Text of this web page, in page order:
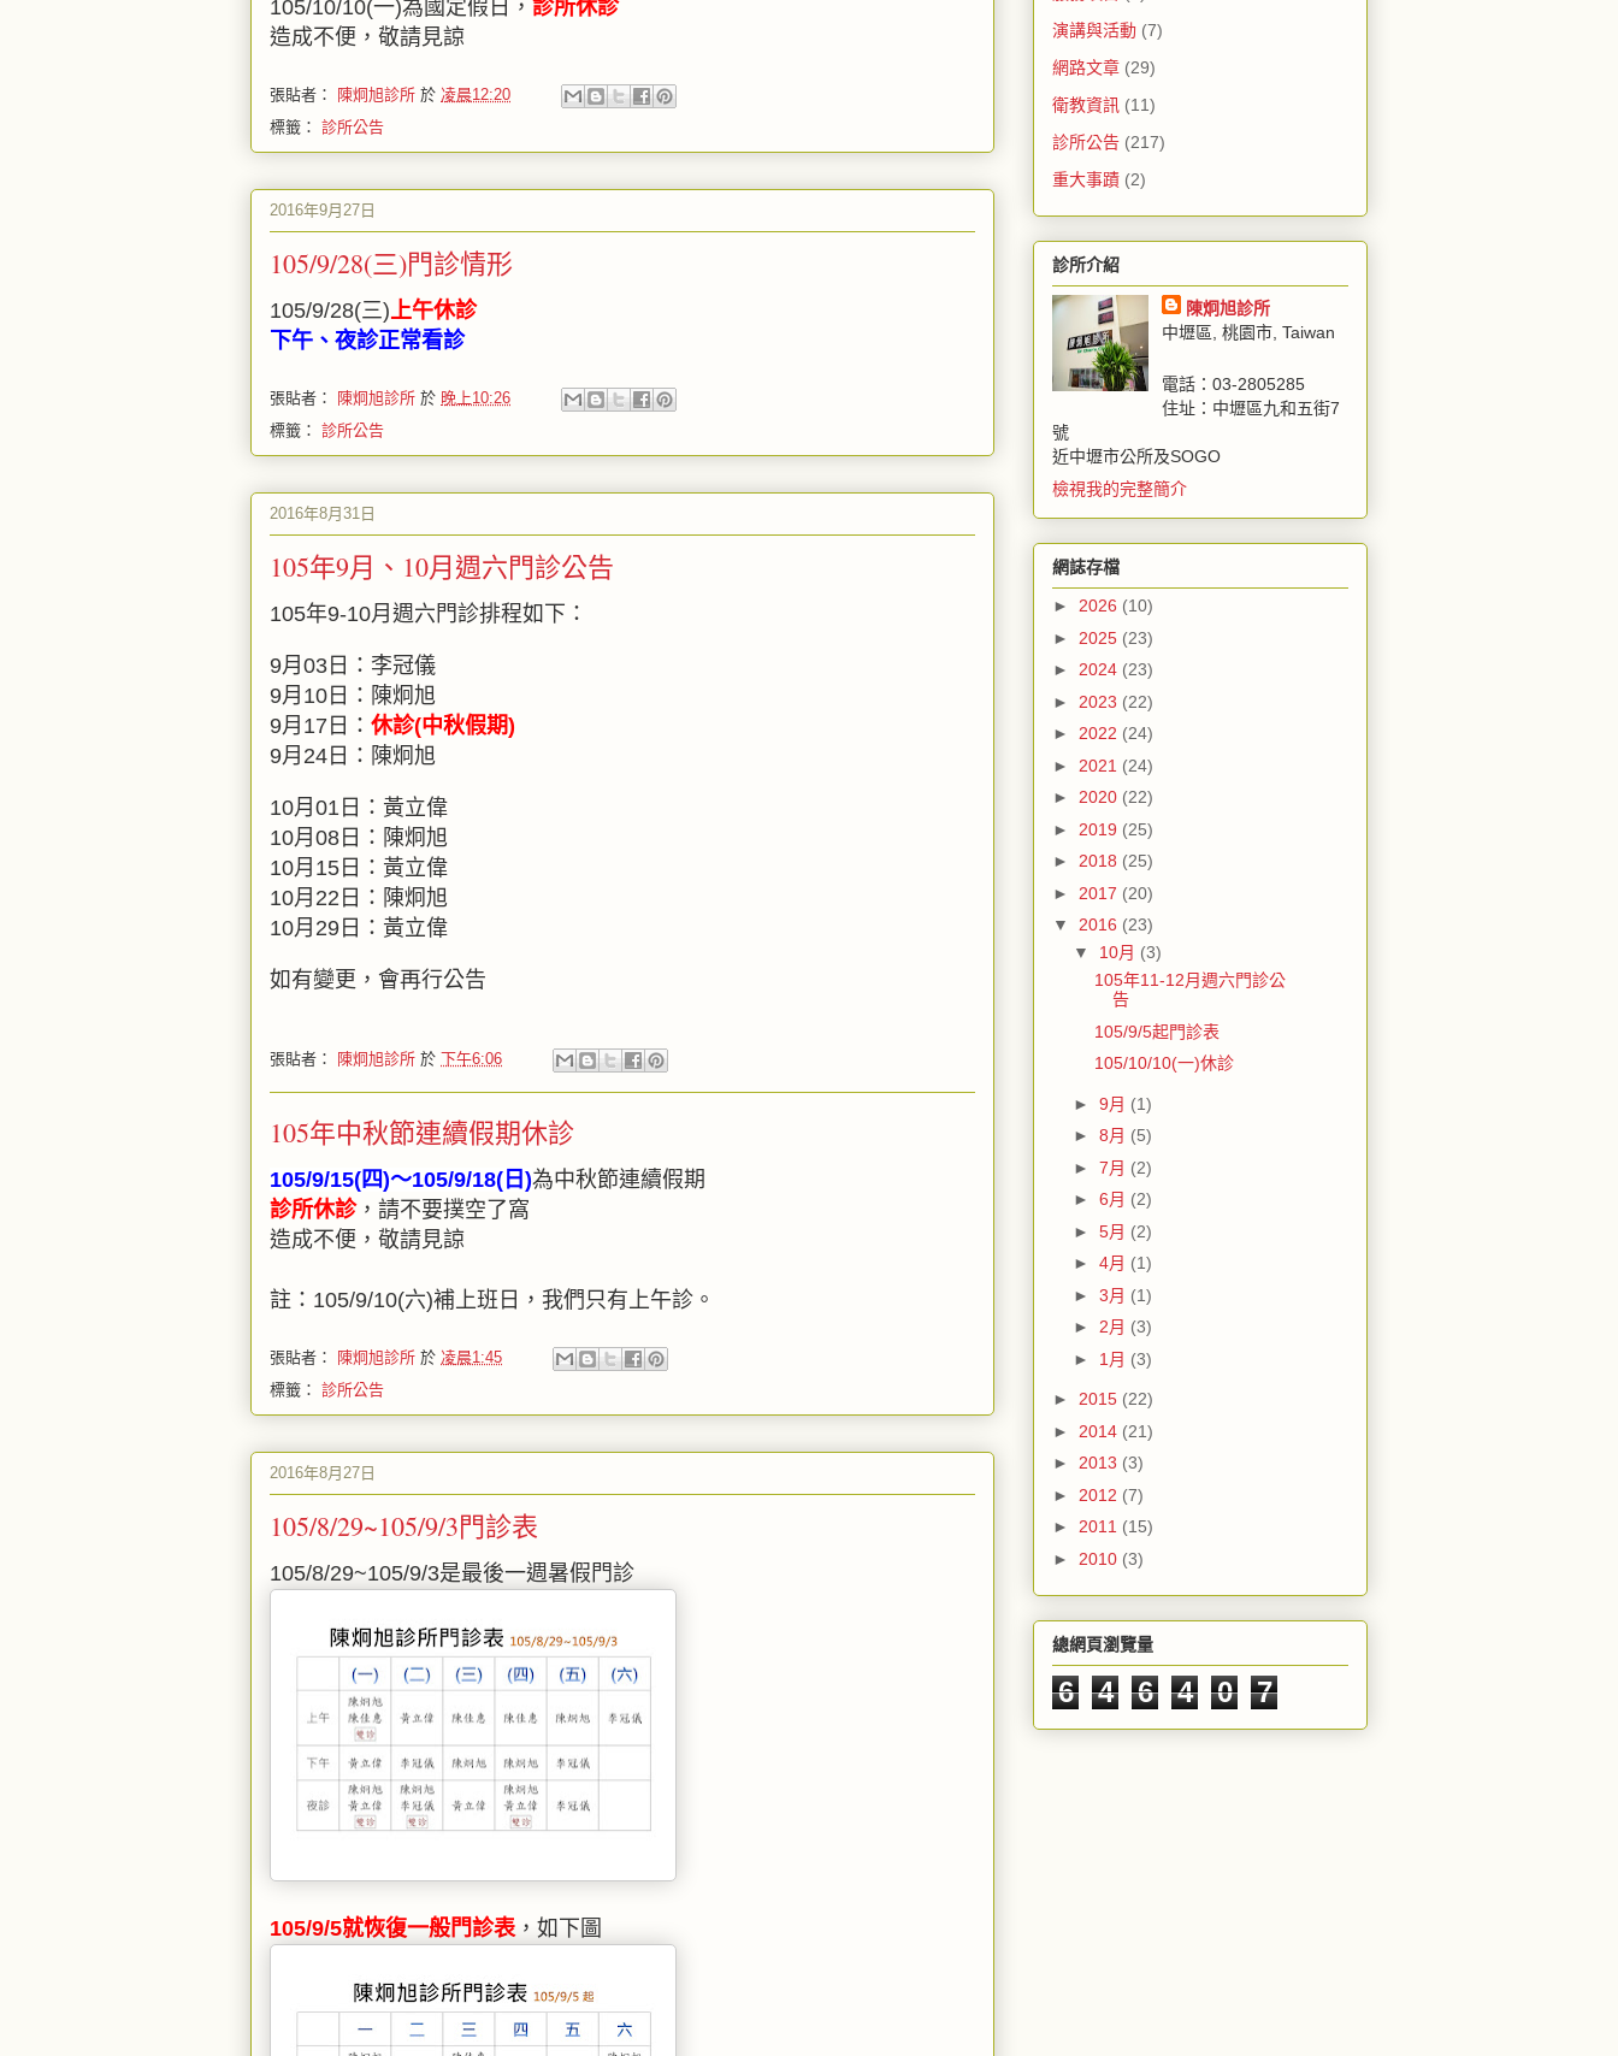
105/10/10(一)為國定假日， 診所休診
造成不便，敬請見諒
張貼者： 陳炯旭診所 於 凌晨12:20
標籤： 診所公告
2016年9月27日
105/9/28(三)門診情形
105/9/28(三) 上午休診
下午、夜診正常看診
張貼者： 陳炯旭診所 於 晚上10:26
標籤： 診所公告
2016年8月31日
105年9月、10月週六門診公告
105年9-10月週六門診排程如下：
9月03日：李冠儀
9月10日：陳炯旭
9月17日： 休診(中秋假期)
9月24日：陳炯旭
10月01日：黃立偉
10月08日：陳炯旭
10月15日：黃立偉
10月22日：陳炯旭
10月29日：黃立偉
如有變更，會再行公告
張貼者： 陳炯旭診所 於 下午6:06
105年中秋節連續假期休診
105/9/15(四)～105/9/18(日)為中秋節連續假期
診所休診，請不要撲空了窩
造成不便，敬請見諒
註：105/9/10(六)補上班日，我們只有上午診。
張貼者： 陳炯旭診所 於 凌晨1:45
標籤： 診所公告
2016年8月27日
105/8/29~105/9/3門診表
105/8/29~105/9/3是最後一週暑假門診
105/9/5就恢復一般門診表 ，如下圖
演講與活動 (7)
網路文章 (29)
衛教資訊 (11)
診所公告 (217)
重大事蹟 (2)
診所介紹
陳炯旭診所
中壢區, 桃園市, Taiwan
電話：03-2805285
住址：中壢區九和五街7
號
近中壢市公所及SOGO
檢視我的完整簡介
網誌存檔
► 2026 (10)
► 2025 (23)
► 2024 (23)
► 2023 (22)
► 2022 (24)
► 2021 (24)
► 2020 (22)
► 2019 (25)
► 2018 (25)
► 2017 (20)
▼ 2016 (23)
▼ 10月 (3)
105年11-12月週六門診公
告
105/9/5起門診表
105/10/10(一)休診
► 9月 (1)
► 8月 (5)
► 7月 (2)
► 6月 (2)
► 5月 (2)
► 4月 (1)
► 3月 (1)
► 2月 (3)
► 1月 (3)
► 2015 (22)
► 2014 (21)
► 2013 (3)
► 2012 (7)
► 2011 (15)
► 2010 (3)
總網頁瀏覽量
6 4 6 4 0 7